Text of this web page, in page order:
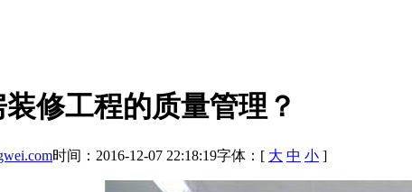
修工程的质量管理？
时间：2016-12-07 22:18:19字体：[ 大 中 小 ]